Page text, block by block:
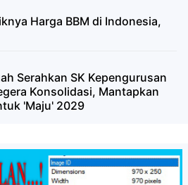
Harga BBM di Indonesia,
Serahkan SK Kepengurusan
Konsolidasi, Mantapkan
'Maju' 2029